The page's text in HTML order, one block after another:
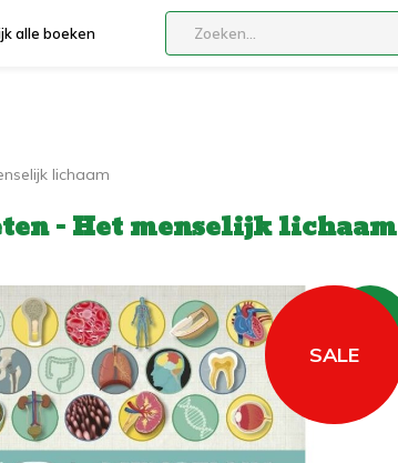
alle boeken
lichaam
- Het menselijk lichaam
SALE
-43%